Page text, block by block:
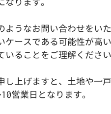
ようなお問い合わせをい
ケースである可能性が高
いることをご理解ください
し上げますと、土地や一
営業日となります。